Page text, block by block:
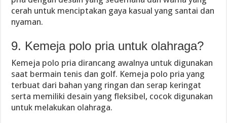
cerah untuk menciptakan gaya kasual yang santai dan
nyaman.
9. Kemeja polo pria untuk olahraga?
Kemeja polo pria dirancang awalnya untuk digunakan
saat bermain tenis dan golf. Kemeja polo pria yang
terbuat dari bahan yang ringan dan serap keringat
serta memiliki desain yang fleksibel, cocok digunakan
untuk melakukan olahraga.